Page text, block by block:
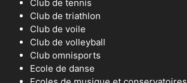
Club de tennis
Club de triathlon
Club de voile
Club de volleyball
Club omnisports
Ecole de danse